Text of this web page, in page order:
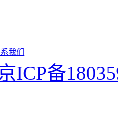
我们
ICP备